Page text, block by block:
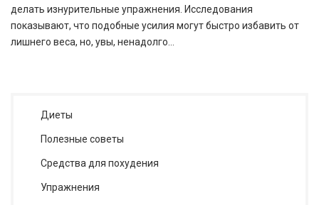
делать изнурительные упражнения. Исследования
показывают, что подобные усилия могут быстро избавить от
лишнего веса, но, увы, ненадолго...
Диеты
Полезные советы
Средства для похудения
Упражнения